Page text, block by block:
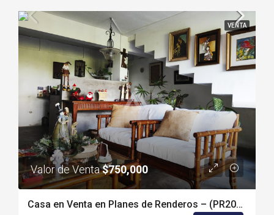
VENTA
Valor de Venta$750,000
Casa en Venta en Planes de Renderos – (PR2086V)